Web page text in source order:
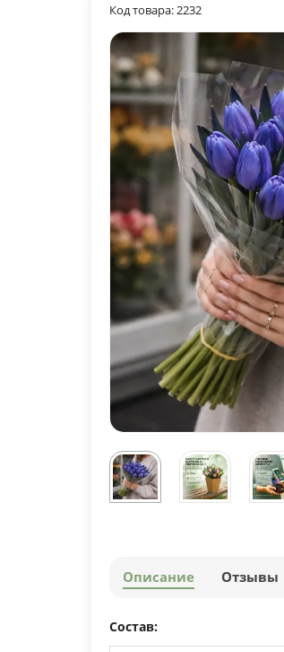
Код товара: 2232
Описание Отзывы
Состав: